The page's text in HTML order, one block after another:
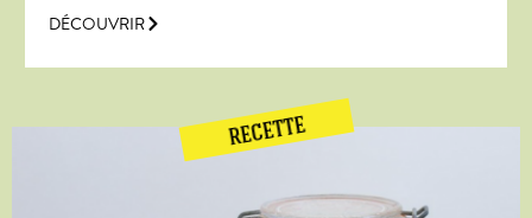
DÉCOUVRIR
RECETTE